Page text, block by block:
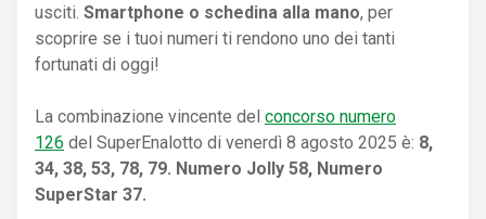
usciti. Smartphone o schedina alla mano, per
scoprire se i tuoi numeri ti rendono uno dei tanti
fortunati di oggi!
La combinazione vincente del concorso numero
126 del SuperEnalotto di venerdì 8 agosto 2025 è: 8,
34, 38, 53, 78, 79. Numero Jolly 58, Numero
SuperStar 37.